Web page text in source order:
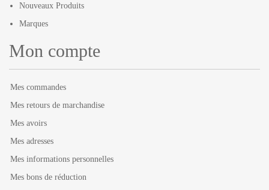
Nouveaux Produits
Marques
Mon compte
Mes commandes
Mes retours de marchandise
Mes avoirs
Mes adresses
Mes informations personnelles
Mes bons de réduction